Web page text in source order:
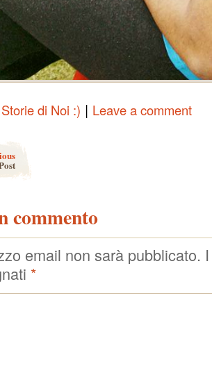
Storie di Noi :) | Leave a comment
commento
email non sarà pubblicato.
*